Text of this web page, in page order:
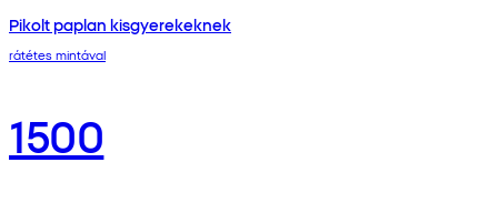
Pikolt paplan kisgyerekeknek
rátétes mintával
1500